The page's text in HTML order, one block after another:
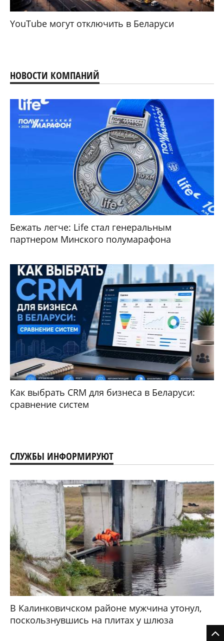
YouTube могут отключить в Беларуси
НОВОСТИ КОМПАНИЙ
Бежать легче: Life стал генеральным
партнером Минского полумарафона
Как выбрать CRM для бизнеса в Беларуси:
сравнение систем
СЛУЖБЫ ИНФОРМИРУЮТ
В Калинковичском районе мужчина утонул,
поскользнувшись на плитах у шлюза